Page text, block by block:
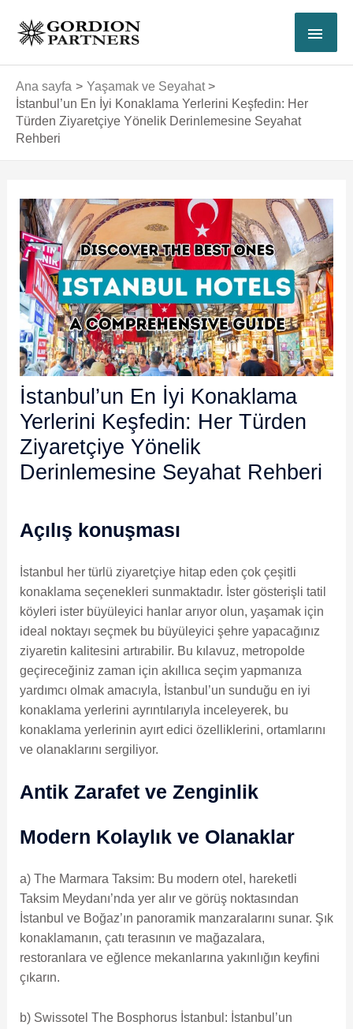
ANA
Ana sayfa
Yaşamak ve Seyahat
İstanbul’un En İyi Konaklama Yerlerini Keşfedin: Her
Türden Ziyaretçiye Yönelik Derinlemesine Seyahat
Rehberi
İstanbul’un En İyi Konaklama
Yerlerini Keşfedin: Her Türden
Ziyaretçiye Yönelik
Derinlemesine Seyahat Rehberi
Açılış konuşması
İstanbul her türlü ziyaretçiye hitap eden çok çeşitli
konaklama seçenekleri sunmaktadır. İster gösterişli tatil
köyleri ister büyüleyici hanlar arıyor olun, yaşamak için
ideal noktayı seçmek bu büyüleyici şehre yapacağınız
ziyaretin kalitesini artırabilir. Bu kılavuz, metropolde
geçireceğiniz zaman için akıllıca seçim yapmanıza
yardımcı olmak amacıyla, İstanbul’un sunduğu en iyi
konaklama yerlerini ayrıntılarıyla inceleyerek, bu
konaklama yerlerinin ayırt edici özelliklerini, ortamlarını
ve olanaklarını sergiliyor.
Antik Zarafet ve Zenginlik
Modern Kolaylık ve Olanaklar
a) The Marmara Taksim: Bu modern otel, hareketli
Taksim Meydanı’nda yer alır ve görüş noktasından
İstanbul ve Boğaz’ın panoramik manzaralarını sunar. Şık
konaklamanın, çatı terasının ve mağazalara,
restoranlara ve eğlence mekanlarına yakınlığın keyfini
çıkarın.
b) Swissotel The Bosphorus İstanbul: İstanbul’un